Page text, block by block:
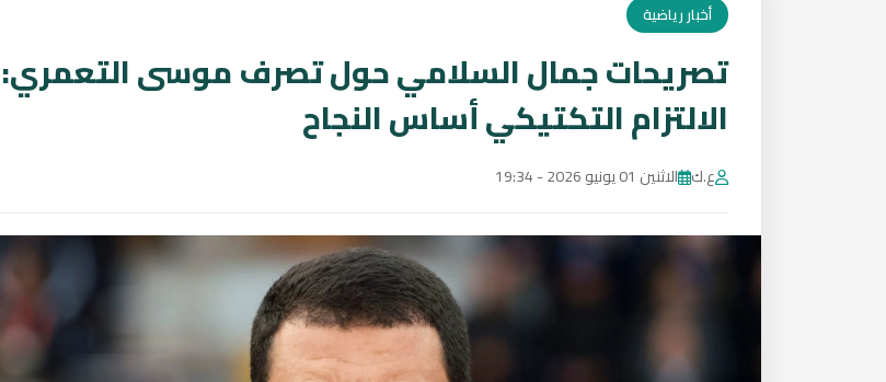
أخبار رياضية
تصريحات جمال السلامي حول تصرف موسى التعمري:
الالتزام التكتيكي أساس النجاح
ع.ك الاثنين 01 يونيو 2026 - 19:34